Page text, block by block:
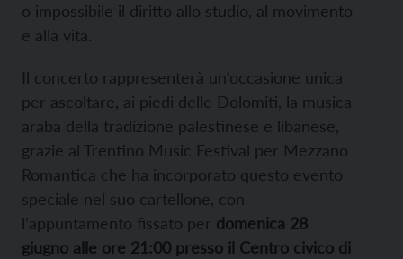
o impossibile il diritto allo studio, al movimento
e alla vita.
Il concerto rappresenterà un’occasione unica
per ascoltare, ai piedi delle Dolomiti, la musica
araba della tradizione palestinese e libanese,
grazie al Trentino Music Festival per Mezzano
Romantica che ha incorporato questo evento
speciale nel suo cartellone, con
l’appuntamento fissato per domenica 28
giugno alle ore 21:00 presso il Centro civico di